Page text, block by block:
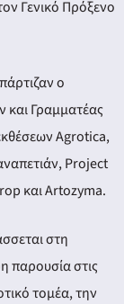
Γενικό Πρόξενο
ο
και Γραμματέας
Agrotica,
Project
και Artozyma.
στη
παρουσία στις
τομέα, την